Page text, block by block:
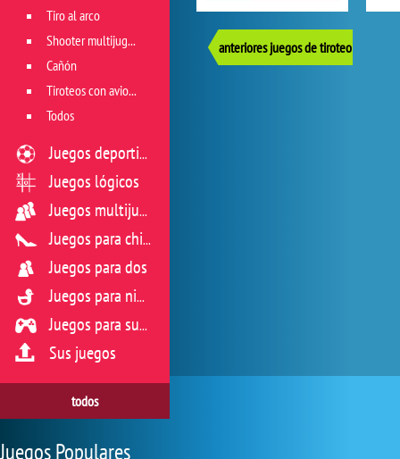
anteriores juegos de tiroteo
Tiro al arco
Shooter multijugador
Cañón
Tiroteos con aviones
Todos
Juegos deportivos
Juegos lógicos
Juegos multijugador
Juegos para chicas
Juegos para dos
Juegos para niños
Juegos para sus reflejos
Sus juegos
todos
Juegos Populares